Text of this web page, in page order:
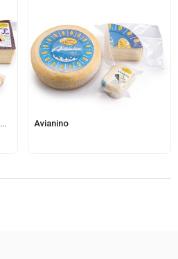
Formaggio latteria d’Aviano affinato rosso Avianino